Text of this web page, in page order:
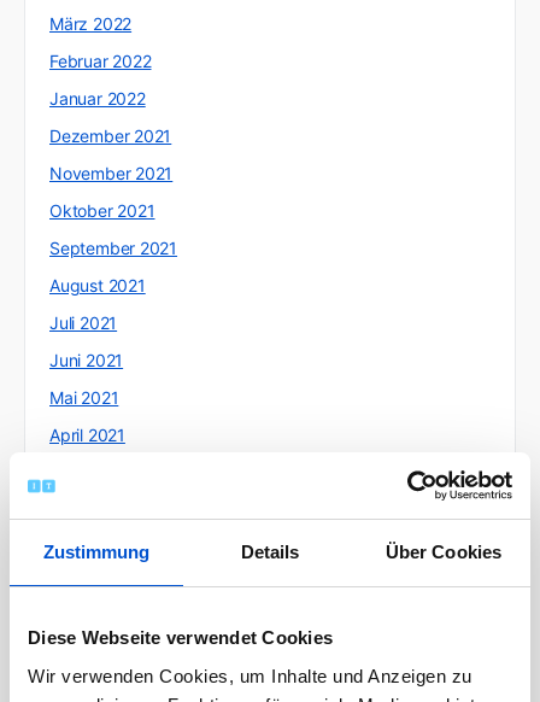
Zustimmung Details Über Cookies
Diese Webseite verwendet Cookies
Wir verwenden Cookies, um Inhalte und Anzeigen zu
März 2022
Februar 2022
Januar 2022
Dezember 2021
November 2021
Oktober 2021
September 2021
August 2021
Juli 2021
Juni 2021
Mai 2021
April 2021
Januar 2021
Dezember 2020
September 2020